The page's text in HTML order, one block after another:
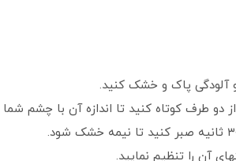
آلودگی پاک و خشک کنید.
دو طرف کوتاه کنید تا اندازه آن با چشم
آن را تنظیم نمایید.